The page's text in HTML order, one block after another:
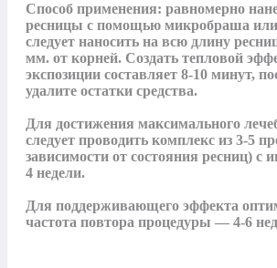
Способ применения: равномерно
ресницы с помощью микробраша или
следует наносить на всю длину
мм. от корней. Создать тепловой
экспозиции составляет 8-10 минут,
удалите остатки средства.
Для достижения максимального
следует проводить комплекс из 3-5
зависимости от состояния ресниц) с
4 недели.
Для поддерживающего эффекта
частота повтора процедуры — 4-6